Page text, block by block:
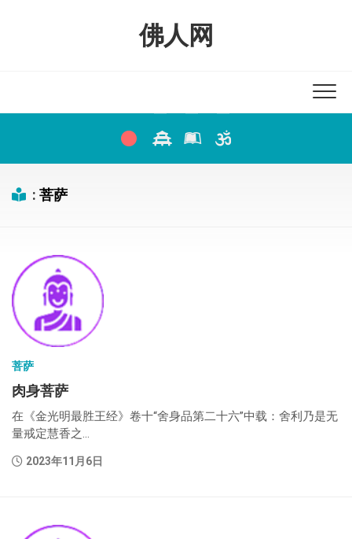
佛人网
: 菩萨
菩萨
肉身菩萨
在《金光明最胜王经》卷十“舍身品第二十六”中载：舍利乃是无
量戒定慧香之...
2023年11月6日